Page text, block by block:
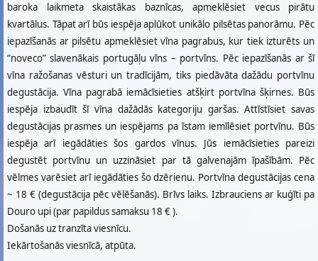
baroka laikmeta skaistākas baznīcas, apmeklēsiet vecus pirātu
kvartālus. Tāpat arī būs iespēja aplūkot unikālo pilsētas panorāmu. Pēc
iepazīšanās ar pilsētu apmeklēsiet vīna pagrabus, kur tiek izturēts un
“noveco” slavenākais portugāļu vīns – portvīns. Pēc iepazīšanās ar šī
vīna ražošanas vēsturi un tradīcijām, tiks piedāvāta dažādu portvīnu
degustācija. Vīna pagrabā iemācīsieties atšķirt portvīna šķirnes. Būs
iespēja izbaudīt šī vīna dažādās kategoriju garšas. Attīstīsiet savas
degustācijas prasmes un iespējams pa īstam iemīlēsiet portvīnu. Būs
iespēja arī iegādāties šos gardos vīnus. Jūs iemācīsieties pareizi
degustēt portvīnu un uzzināsiet par tā galvenajām īpašībām. Pēc
vēlmes varēsiet arī iegādāties šo dzērienu. Portvīna degustācijas cena
~ 18 € (degustācija pēc vēlēšanās). Brīvs laiks. Izbrauciens ar kuģīti pa
Douro upi (par papildus samaksu 18 € ).
Došanās uz tranzīta viesnīcu.
Iekārtošanās viesnīcā, atpūta.